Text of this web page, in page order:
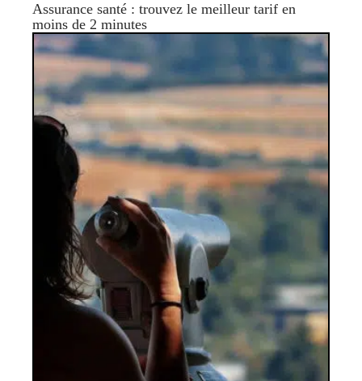
Assurance santé : trouvez le meilleur tarif en
moins de 2 minutes